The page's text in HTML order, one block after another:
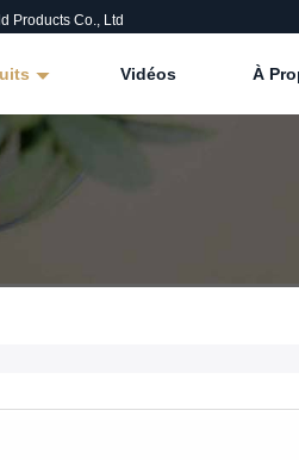
Products Co., Ltd
Vidéos À